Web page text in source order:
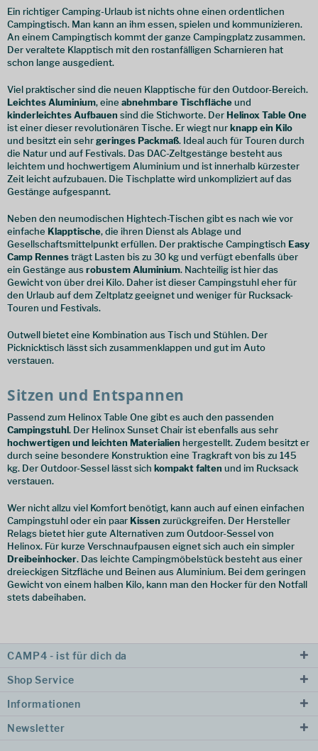
Ein richtiger Camping-Urlaub ist nichts ohne einen ordentlichen
Campingtisch. Man kann an ihm essen, spielen und kommunizieren.
An einem Campingtisch kommt der ganze Campingplatz zusammen.
Der veraltete Klapptisch mit den rostanfälligen Scharnieren hat
schon lange ausgedient.
Viel praktischer sind die neuen Klapptische für den Outdoor-Bereich.
Leichtes Aluminium, eine abnehmbare Tischflächeund
kinderleichtes Aufbauen sind die Stichworte. Der Helinox Table One
ist einer dieser revolutionären Tische. Er wiegt nurknapp ein Kilo
und besitzt ein sehrgeringes Packmaß. Ideal auch für Touren durch
die Natur und auf Festivals. Das DAC-Zeltgestänge besteht aus
leichtem und hochwertigem Aluminium und ist innerhalb kürzester
Zeit leicht aufzubauen. Die Tischplatte wird unkompliziert auf das
Gestänge aufgespannt.
Neben den neumodischen Hightech-Tischen gibt es nach wie vor
einfache Klapptische, die ihren Dienst als Ablage und
Gesellschaftsmittelpunkt erfüllen. Der praktische Campingtisch Easy
Camp Rennesträgt Lasten bis zu 30 kg und verfügt ebenfalls über
ein Gestänge aus robustem Aluminium. Nachteilig ist hier das
Gewicht von über drei Kilo. Daher ist dieser Campingstuhl eher für
den Urlaub auf dem Zeltplatz geeignet und weniger für Rucksack-
Touren und Festivals.
Outwell bietet eine Kombination aus Tisch und Stühlen. Der
Picknicktisch lässt sich zusammenklappen und gut im Auto
verstauen.
Sitzen und Entspannen
Passend zum Helinox Table One gibt es auch den passenden
Campingstuhl. Der Helinox Sunset Chair ist ebenfalls aus sehr
hochwertigen und leichten Materialien hergestellt. Zudem besitzt er
durch seine besondere Konstruktion eine Tragkraft von bis zu 145
kg. Der Outdoor-Sessel lässt sich kompakt falten und im Rucksack
verstauen.
Wer nicht allzu viel Komfort benötigt, kann auch auf einen einfachen
Campingstuhl oder ein paar Kissen zurückgreifen. Der Hersteller
Relags bietet hier gute Alternativen zum Outdoor-Sessel von
Helinox. Für kurze Verschnaufpausen eignet sich auch ein simpler
Dreibeinhocker. Das leichte Campingmöbelstück besteht aus einer
dreieckigen Sitzfläche und Beinen aus Aluminium. Bei dem geringen
Gewicht von einem halben Kilo, kann man den Hocker für den Notfall
stets dabeihaben.
CAMP4 - ist für dich da
Shop Service
Informationen
Newsletter